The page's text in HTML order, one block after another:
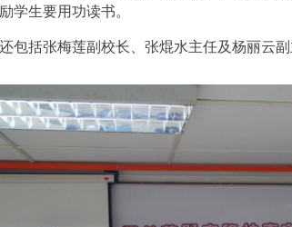
学生要用功读书。
包括张梅莲副校长、张焜水主任及杨丽云副